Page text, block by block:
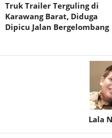
Truk Trailer Terguling di
Karawang Barat, Diduga
Dipicu Jalan Bergelombang
Lala